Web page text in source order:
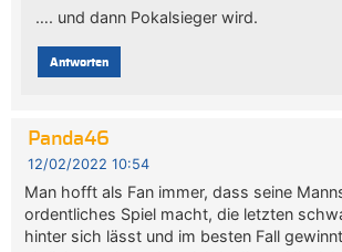
…. und dann Pokalsieger wird.
Antworten
Panda46
12/02/2022 10:54
Man hofft als Fan immer, dass seine
ordentliches Spiel macht, die letzten
hinter sich lässt und im besten Fall